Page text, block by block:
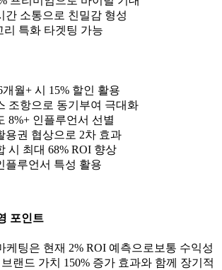
간 소통으로 친밀감 형성
리 특화 타겟팅 가능
개월+ 시 15% 할인 활용
조항으로 동기부여 극대화
8%+ 인플루언서 선별
용권 협상으로 2차 효과
시 최대 68% ROI 향상
플루언서 특성 활용
포인트
케팅은 현재 2% ROI 예측으로 보통 수익성
랜드 가치
150% 증가 효과와 함께 장기적